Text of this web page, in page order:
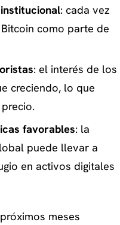
: cada vez
como parte de
: el interés de los
creciendo, lo que
favorables: la
puede llevar a
en activos digitales
meses